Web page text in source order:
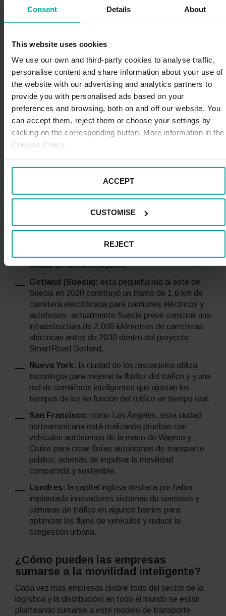
Consent Details About
This website uses cookies
We use our own and third-party cookies to analyse traffic,
personalise content and share information about your use of
the website with our advertising and analytics partners to
provide you with personalised ads based on your
preferences and browsing, both on and off our website. You
can accept them, reject them or choose your settings by
clicking on the corresponding button. More information in the
Cookies Policy.
ACCEPT
CUSTOMISE
REJECT
movilidad inteligente
Actualmente no existe aún en el mundo una ciudad
encontramos numerosos casos de éxito de urbes que
están aplicando una movilidad inteligente que pueden
servir de inspiración a iniciativas como MOVINN.
Seguidamente, repasaremos algunos ejemplos:
la ciudad asiática ha
tecnologías para reducir la congestión del tráfico,
mejorar la movilidad urbana y promover el uso de
vehículos autónomos.
Barcelona:la capital catalana destaca por sus
Estado español) y su flota de autobuses urbanos
electrificados. Otros ejemplos de
residuos soterrados y la aplicación de sensores
LED que controlan el tráfico, la calidad del aire, el
ciudad de forma inteligente.
Gotland (Suecia): esta pequeña isla al este de
Suecia en 2020 construyó un tramo de 1,6 km de
carretera electrificada para camiones eléctricos y
autobuses; actualmente Suecia prevé construir una
infraestructura de 2.000 kilómetros de carreteras
eléctricas antes de 2030 dentro del proyecto
SmartRoad Gotland.
Nueva York: la ciudad de los rascacielos utiliza
tecnología para mejorar la fluidez del tráfico y y una
red de semáforos inteligentes que ajustan los
tiempos de luz en función del tráfico en tiempo real.
San Francisco: como Los Ángeles, esta ciudad
norteamericana está realizando pruebas con
vehículos autónomos de la mano de Waymo y
Cruise para crear flotas autónomas de transporte
público, además de impulsar la movilidad
compartida y sostenible.
Londres: la capital inglesa destaca por haber
implantado innovadores sistemas de sensores y
cámaras de tráfico en algunos barrios para
optimizar los flujos de vehículos y reducir la
congestión urbana.
¿Cómo pueden las empresas
sumarse a la movilidad inteligente?
Cada vez más empresas (sobre todo del sector de la
logística y la distribución) en todo el mundo se están
planteando sumarse a este modelo de transporte